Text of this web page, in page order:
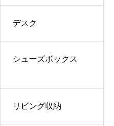
デスク
シューズボックス
リビング収納